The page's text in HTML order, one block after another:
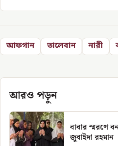
আফগান তালেবান নারী
আরও পড়ুন
বাবার স্মরণে
জুবাইদা রহমান